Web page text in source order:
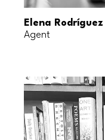
Elena Rodríguez
Agent